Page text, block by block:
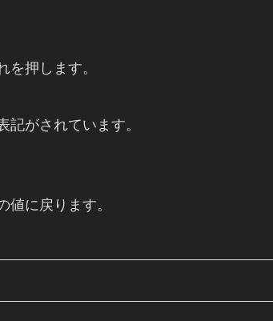
押します。
がされています。
に戻ります。